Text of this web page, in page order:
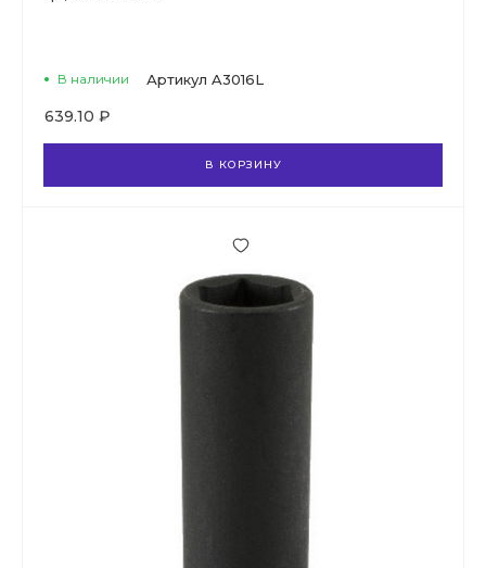
В наличии Артикул A3016L
639.10 ₽
В КОРЗИНУ